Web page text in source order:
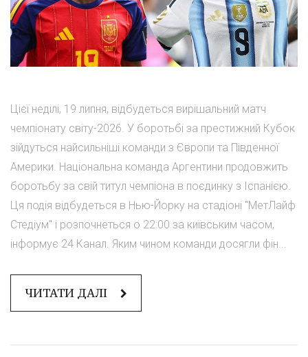
Цієї неділі, 19 липня, відбудеться вирішальний матч
чемпіонату світу-2026. У боротьбі за престижний Кубок
зійдуться найсильніші команди з Європи та Південної
Америки. Національна команда Аргентини продовжить
боротьбу за свій титул чемпіона в поєдинку з Іспанією.
Ця подія відбудеться в Нью-Йорку на стадіоні "МетЛайф
Стедіум" і розпочнеться о 22:00 за київським часом,
інформує 24 Канал. Яким чином команди досягли фін...
ЧИТАТИ ДАЛІ